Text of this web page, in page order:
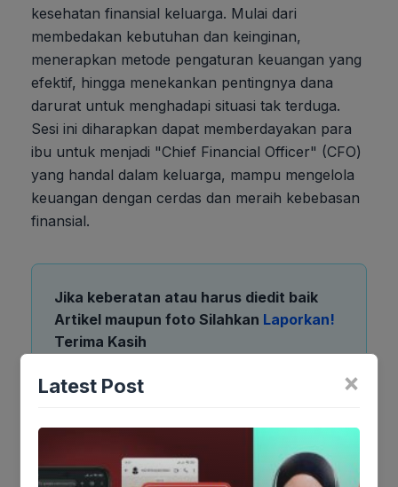
kesehatan finansial keluarga. Mulai dari
membedakan kebutuhan dan keinginan,
menerapkan metode pengaturan keuangan yang
efektif, hingga menekankan pentingnya dana
darurat untuk menghadapi situasi tak terduga.
Sesi ini diharapkan dapat memberdayakan para
ibu untuk menjadi "Chief Financial Officer" (CFO)
yang handal dalam keluarga, mampu mengelola
keuangan dengan cerdas dan meraih kebebasan
finansial.
Jika keberatan atau harus diedit baik
Artikel maupun foto Silahkan Laporkan!
Terima Kasih
Ikutikami :
×
Latest Post